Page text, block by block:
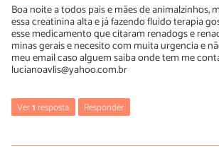
Boa noite a todos pais e mães de animalzinhos,
essa creatinina alta e já fazendo fluido terapia
esse medicamento que citaram renadogs e
minas gerais e necesito com muita urgencia e
meu email caso alguem saiba onde tem me
lucianoavlis@yahoo.com.br
Ver1resposta Responder